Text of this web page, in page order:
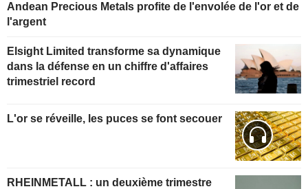
Andean Precious Metals profite de l'envolée de l'or et de
l'argent
Elsight Limited transforme sa dynamique
dans la défense en un chiffre d'affaires
trimestriel record
L'or se réveille, les puces se font secouer
RHEINMETALL : un deuxième trimestre